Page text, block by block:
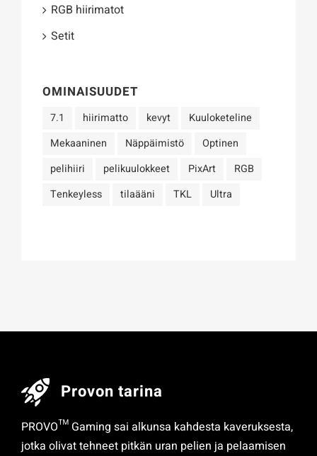
RGB hiirimatot
Setit
OMINAISUUDET
7.1 hiirimatto kevyt
Kuuloketeline
Mekaaninen
Näppäimistö
Optinen
pelihiiri
pelikuulokkeet PixArt
RGB
Tenkeyless
tilaääni TKL Ultra
Provon tarina
PROVO™ Gaming sai alkunsa kahdesta kaveruksesta,
jotka olivat tehneet pitkän uran pelien ja pelaamisen